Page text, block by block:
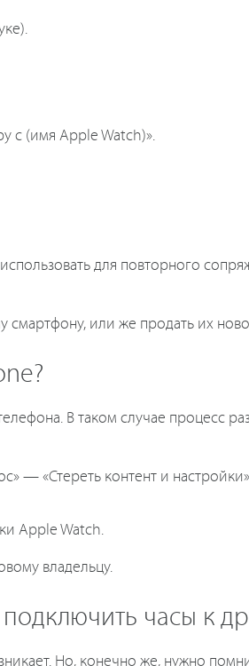
с (имя Apple Watch)».
для повторного
или же продать их
В таком случае процесс
— «Стереть контент и
Apple Watch.
владельцу.
часы к
Но, конечно же, нужно